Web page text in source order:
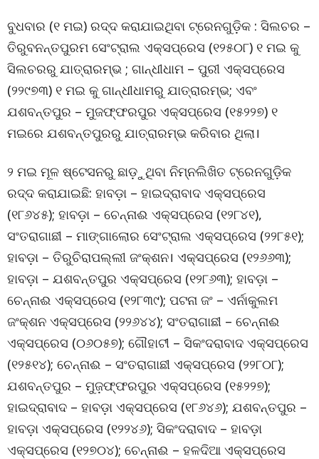
ବୁଧବାର (୧ ମଇ) ରଦ୍ଦ କରାଯାଇଥିବା ଟ୍ରେନଗୁଡ଼ିକ : ସିଲଚର –
ତିରୁବନନ୍ତପୁରମ ସେଂଟ୍ରାଲ ଏକ୍ସପ୍ରେସ (୧୨୫୦୮) ୧ ମଇ କୁ
ସିଲଚରରୁ ଯାତ୍ରାରମ୍ଭ ; ଗାନ୍ଧୀଧାମ – ପୁରୀ ଏକ୍ସପ୍ରେସ
(୨୨୯୭୩) ୧ ମଇ କୁ ଗାନ୍ଧୀଧାମରୁ ଯାତ୍ରାରମ୍ଭ; ଏବଂ
ଯଶବନ୍ତପୁର – ମୁଜଫ୍ଫରପୁର ଏକ୍ସପ୍ରେସ (୧୫୨୨୭) ୧
ମଇରେ ଯଶବନ୍ତପୁରରୁ ଯାତ୍ରାରମ୍ଭ କରିବାର ଥିଲା।
୨ ମଇ ମୂଳ ଷ୍ଟେସନରୁ ଛାଡ଼ୁଥିବା ନିମ୍ନଲିଖିତ ଟ୍ରେନଗୁଡ଼ିକ
ରଦ୍ଦ କରାଯାଇଛି: ହାବଡ଼ା – ହାଇଦ୍ରାବାଦ ଏକ୍ସପ୍ରେସ
(୧୮୬୪୫); ହାବଡ଼ା – ଚେନ୍ନାଈ ଏକ୍ସପ୍ରେସ (୧୨୮୪୧),
ସଂତରାଗାଛୀ – ମାଙ୍ଗାଲୋର ସେଂଟ୍ରାଲ ଏକ୍ସପ୍ରେସ (୨୨୮୫୧);
ହାବଡ଼ା – ତିରୁଚିରାପଲ୍ଲୀ ଜଂକ୍ଶନ। ଏକ୍ସପ୍ରେସ (୧୨୬୬୩);
ହାବଡ଼ା – ଯଶବନ୍ତପୁର ଏକ୍ସପ୍ରେସ (୧୨୮୬୩); ହାବଡ଼ା –
ଚେନ୍ନାଈ ଏକ୍ସପ୍ରେସ (୧୨୮୩୯); ପଟନା ଜଂ – ଏର୍ନାକୁଲମ
ଜଂକ୍ଶନ ଏକ୍ସପ୍ରେସ (୨୨୬୪୪); ସଂତରାଗାଛୀ – ଚେନ୍ନାଈ
ଏକ୍ସପ୍ରେସ (୦୬୦୫୭); ଗୌହାଟୀ – ସିକଂଦରାବାଦ ଏକ୍ସପ୍ରେସ
(୧୨୫୧୪); ଚେନ୍ନାଈ – ସଂତରାଗାଛୀ ଏକ୍ସପ୍ରେସ (୨୨୮୦୮);
ଯଶବନ୍ତପୁର – ମୁଜ଼ଫ୍ଫରପୁର ଏକ୍ସପ୍ରେସ (୧୫୨୨୭);
ହାଇଦ୍ରାବାଦ – ହାବଡ଼ା ଏକ୍ସପ୍ରେସ (୧୮୬୪୬); ଯଶବନ୍ତପୁର –
ହାବଡ଼ା ଏକ୍ସପ୍ରେସ (୧୨୨୪୬); ସିକଂଦରାବାଦ – ହାବଡ଼ା
ଏକ୍ସପ୍ରେସ (୧୨୭୦୪); ଚେନ୍ନାଈ – ହଳଦିଆ ଏକ୍ସପ୍ରେସ